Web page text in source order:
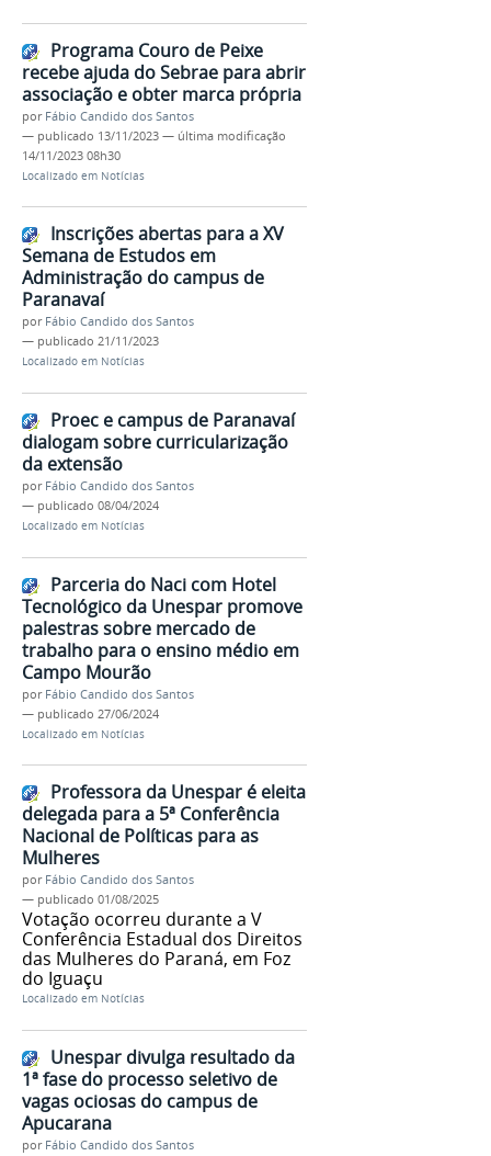
Programa Couro de Peixe
recebe ajuda do Sebrae para abrir
associação e obter marca própria
por Fábio Candido dos Santos
— publicado 13/11/2023 — última modificação
14/11/2023 08h30
Localizado em Notícias
Inscrições abertas para a XV
Semana de Estudos em
Administração do campus de
Paranavaí
por Fábio Candido dos Santos
— publicado 21/11/2023
Localizado em Notícias
Proec e campus de Paranavaí
dialogam sobre curricularização
da extensão
por Fábio Candido dos Santos
— publicado 08/04/2024
Localizado em Notícias
Parceria do Naci com Hotel
Tecnológico da Unespar promove
palestras sobre mercado de
trabalho para o ensino médio em
Campo Mourão
por Fábio Candido dos Santos
— publicado 27/06/2024
Localizado em Notícias
Professora da Unespar é eleita
delegada para a 5ª Conferência
Nacional de Políticas para as
Mulheres
por Fábio Candido dos Santos
— publicado 01/08/2025
Votação ocorreu durante a V
Conferência Estadual dos Direitos
das Mulheres do Paraná, em Foz
do Iguaçu
Localizado em Notícias
Unespar divulga resultado da
1ª fase do processo seletivo de
vagas ociosas do campus de
Apucarana
por Fábio Candido dos Santos